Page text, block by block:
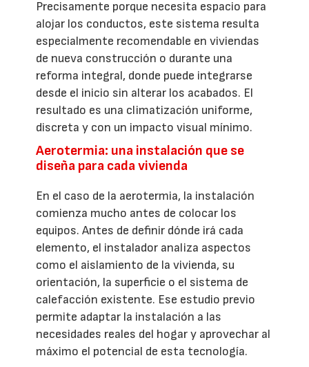
Precisamente porque necesita espacio para
alojar los conductos, este sistema resulta
especialmente recomendable en viviendas
de nueva construcción o durante una
reforma integral, donde puede integrarse
desde el inicio sin alterar los acabados. El
resultado es una climatización uniforme,
discreta y con un impacto visual mínimo.
Aerotermia: una instalación que se
diseña para cada vivienda
En el caso de la aerotermia, la instalación
comienza mucho antes de colocar los
equipos. Antes de definir dónde irá cada
elemento, el instalador analiza aspectos
como el aislamiento de la vivienda, su
orientación, la superficie o el sistema de
calefacción existente. Ese estudio previo
permite adaptar la instalación a las
necesidades reales del hogar y aprovechar al
máximo el potencial de esta tecnología.